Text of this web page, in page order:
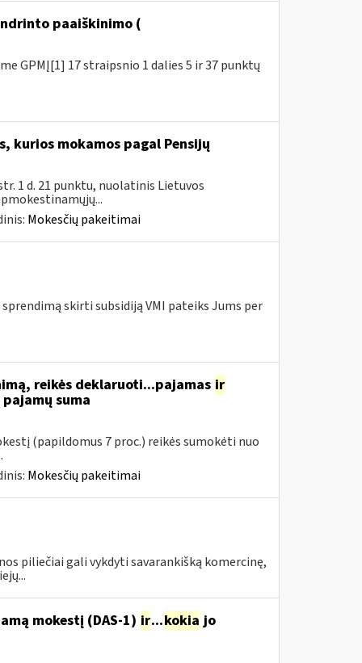
paaiškinimo (
GPMĮ[1] 17 straipsnio 1 dalies 5 ir 37 punktų
kurios mokamos pagal Pensijų
1 d. 21 punktu, nuolatinis Lietuvos
Mokesčių pakeitimai
skirti subsidiją VMI pateiks Jums per
reikės deklaruoti...pajamas ir
suma
(papildomus 7 proc.) reikės sumokėti nuo
Mokesčių pakeitimai
piliečiai gali vykdyti savarankišką komercinę,
mokestį (DAS-1) ir...kokia jo